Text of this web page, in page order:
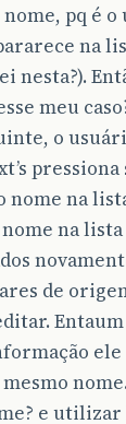
pq é o
na
nesta?).
meu
o
nome na
na lista
de
e utilizar